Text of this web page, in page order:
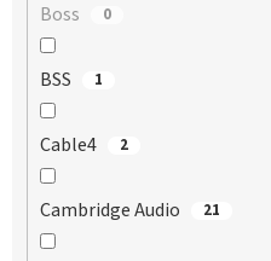
Boss 0
BSS 1
Cable4 2
Cambridge Audio 21